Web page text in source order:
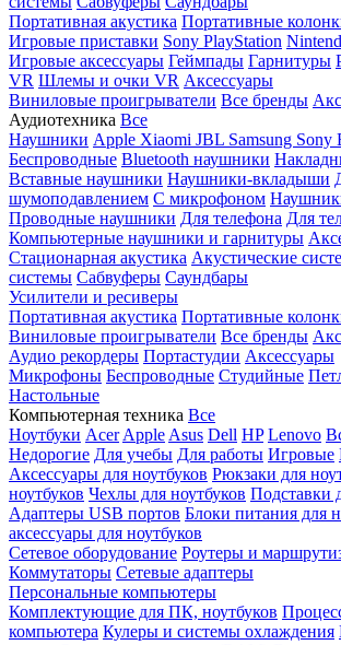
Портативная акустика Портативные
Игровые приставки Sony PlayStation
Игровые аксессуары Геймпады Гарнитуры
VR Шлемы и очки VR Аксессуары
Виниловые проигрыватели Все бренды
Аудиотехника Все
Наушники Apple Xiaomi JBL Samsung Sony
Беспроводные Bluetooth наушники
Вставные наушники Наушники-вкладыши
шумоподавлением С микрофоном
Проводные наушники Для телефона Для
Компьютерные наушники и гарнитуры
Стационарная акустика Акустические
системы Сабвуферы Саундбары
Усилители и ресиверы
Портативная акустика Портативные
Виниловые проигрыватели Все бренды
Аудио рекордеры Портастудии Аксессуары
Микрофоны Беспроводные Студийные
Настольные
Компьютерная техника Все
Ноутбуки Acer Apple Asus Dell HP Lenovo
Недорогие Для учебы Для работы Игровые
Аксессуары для ноутбуков Рюкзаки для
ноутбуков Чехлы для ноутбуков Подставки
Адаптеры USB портов Блоки питания для
аксессуары для ноутбуков
Сетевое оборудование Роутеры и
Коммутаторы Сетевые адаптеры
Персональные компьютеры
Комплектующие для ПК, ноутбуков
компьютера Кулеры и системы охлаждения